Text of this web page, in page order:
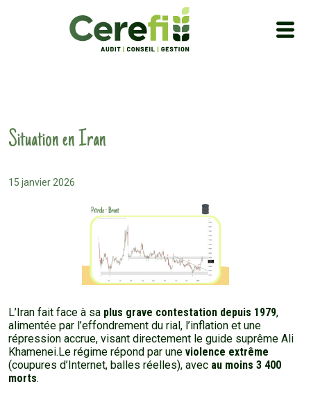
Situation en Iran
15 janvier 2026
L’Iran fait face à sa plus grave contestation depuis 1979,
alimentée par l’effondrement du rial, l’inflation et une
répression accrue, visant directement le guide suprême Ali
Khamenei.Le régime répond par une violence extrême
(coupures d’Internet, balles réelles), avec au moins 3 400
morts.